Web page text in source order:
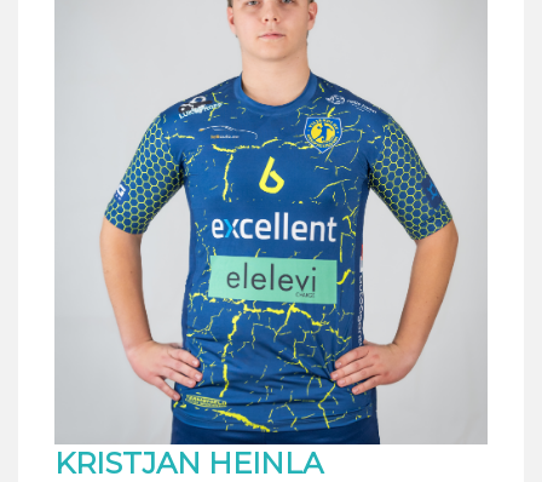
KRISTJAN HEINLA